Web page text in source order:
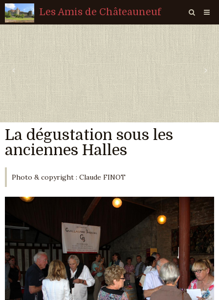
Les Amis de Châteauneuf
Page d'accueil
Livre d'or
Agenda
Quiz
Vidéos
Album
Contact
‹ ›
La dégustation sous les
anciennes Halles
Photo & copyright : Claude FINOT